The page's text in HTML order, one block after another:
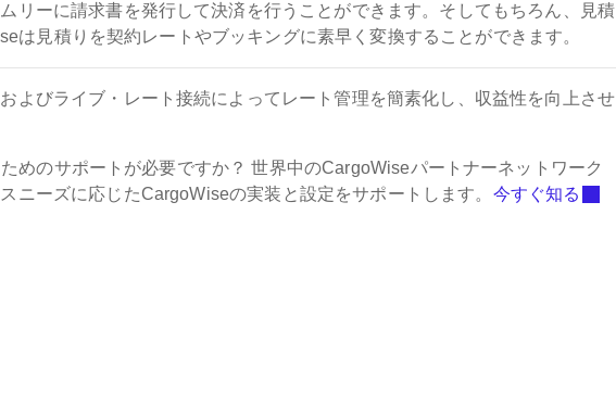
リーに請求書を発行して決済を行うことができます。そしてもちろん、見積
は見積りを契約レートやブッキングに素早く変換することができます。
よびライブ・レート接続によってレート管理を簡素化し、収益性を向上させ
めのサポートが必要ですか？ 世界中のCargoWiseパートナーネットワーク
ニーズに応じたCargoWiseの実装と設定をサポートします。 今すぐ知る